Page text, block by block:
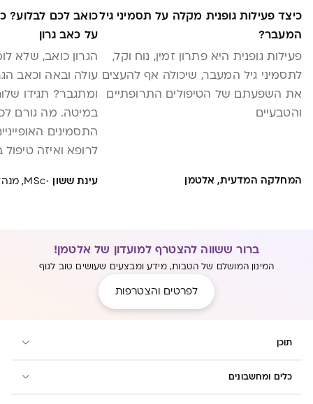
כיצד פעילות גופנית מקלה על תסמיני גיל
המעבר?
פעילות גופנית היא פתרון זמין, נוח וקל,
לתסמיני גיל המעבר, שיכולה אף להעצים
את השפעתם של הטיפולים התרופתיים
והטבעיים
המחלקה המדעית, אלטמן
כואב לכם לבלוע?
על כאב גרון
הגרון כואב, שלא
עולה ובאה וכאב
ומתגבר? תגידו
במיטה. מה גורם
התסמינים
לרופא ואיזה טיפול
עינת ששון ·MSc, מנהלת מדעית והסברה
ברור ששווה להצטרף למועדון של אלטמן!
המינון המושלם של הטבות, מידע ומבצעים שעושים טוב לגוף
לפרטים והצטרפות
תוכן
כלים ומחשבונים